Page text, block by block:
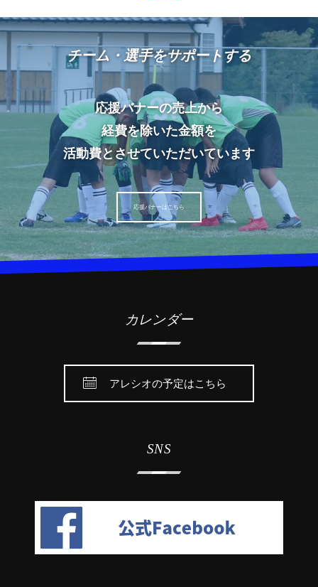
チーム・選手をサポートする
応援バナーの売上から
経費を除いた金額を
活動費とさせていただいています
応援バナーはこちら
カレンダー
アレシオの予定はこちら
SNS